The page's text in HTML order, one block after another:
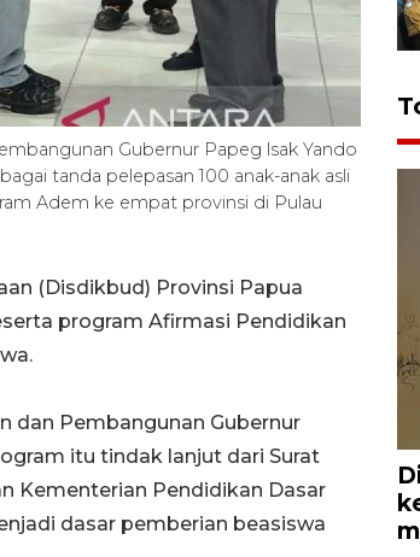
Gubernur Papeg lsak Yando
tanda pelepasan 100 anak-anak asli
Adem ke empat provinsi di Pulau
(Disdikbud) Provinsi Papua
program Afirmasi Pendidikan
dan Pembangunan Gubernur
itu tindak lanjut dari Surat
Kementerian Pendidikan Dasar
dasar pemberian beasiswa